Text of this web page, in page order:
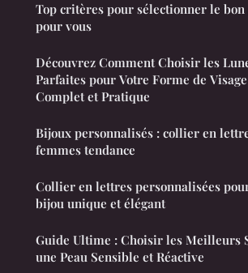
Top critères pour sélectionner le bon
pour vous
Découvrez Comment Choisir les
Parfaites pour Votre Forme de
Complet et Pratique
Bijoux personnalisés : collier en
femmes tendance
Collier en lettres personnalisées
bijou unique et élégant
Guide Ultime : Choisir les Meilleurs
une Peau Sensible et Réactive